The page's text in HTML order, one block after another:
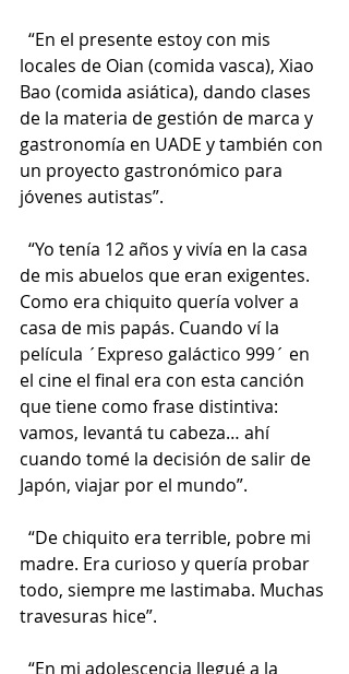
locales de Oian (comida vasca), Xiao
Bao (comida asiática), dando clases
de la materia de gestión de marca y
gastronomía en UADE y también con
un proyecto gastronómico para
jóvenes autistas”.
de mis abuelos que eran exigentes.
Como era chiquito quería volver a
casa de mis papás. Cuando ví la
película ´Expreso galáctico 999´ en
el cine el final era con esta canción
que tiene como frase distintiva:
vamos, levantá tu cabeza… ahí
cuando tomé la decisión de salir de
Japón, viajar por el mundo”.
madre. Era curioso y quería probar
todo, siempre me lastimaba. Muchas
travesuras hice”.